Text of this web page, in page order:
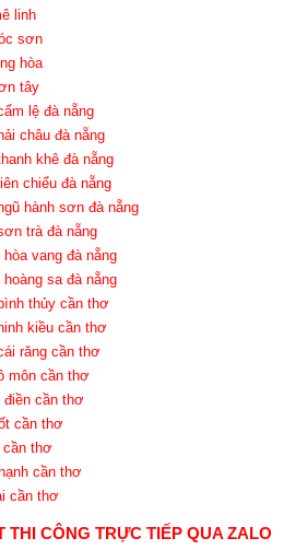
linh
sơn
hòa
tây
lệ đà nẵng
châu đà nẵng
khê đà nẵng
chiểu đà nẵng
hành sơn đà nẵng
trà đà nẵng
vang đà nẵng
sa đà nẵng
thủy cần thơ
kiều cần thơ
răng cần thơ
môn cần thơ
điền cần thơ
cần thơ
cần thơ
cần thơ
cần thơ
THI CÔNG TRỰC TIẾP QUA ZALO